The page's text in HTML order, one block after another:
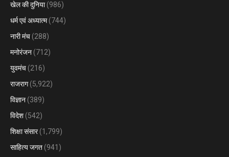
खेल की दुनिया(986)
धर्म एवं अध्यात्म(744)
नारी मंच (288)
मनोरंजन (712)
युवमंच (216)
राजराग(5,922)
विज्ञान (389)
विदेश (542)
शिक्षा संसार(1,799)
साहित्य जगत (941)